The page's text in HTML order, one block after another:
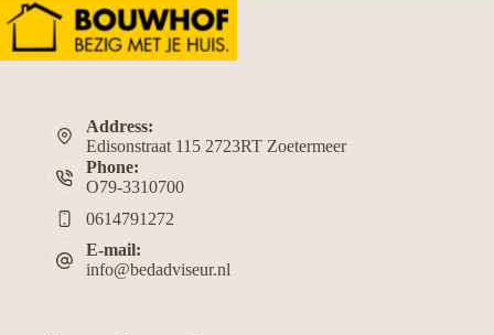
Address:
Edisonstraat 115 2723RT Zoetermeer
Phone:
O79-3310700
0614791272
E-mail:
info@bedadviseur.nl